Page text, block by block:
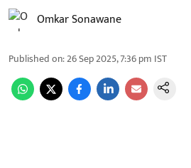
Omkar Sonawane
Published on:26 Sep 2025, 7:36 pm IST